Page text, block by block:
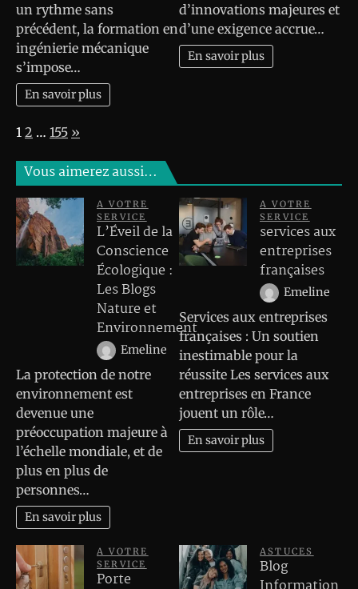
un rythme sans
précédent, la formation en
ingénierie mécanique
s’impose…
En savoir plus
d’innovations majeures et
d’une exigence accrue…
En savoir plus
Page:
1 2 … 155 Next
»
Vous aimerez aussi…
A VOTRE
SERVICE
L’Éveil de la
Conscience
Écologique :
Les Blogs
Nature et
Environnement
Emeline
La protection de notre
environnement est
devenue une
préoccupation majeure à
l’échelle mondiale, et de
plus en plus de
personnes…
En savoir plus
A VOTRE
SERVICE
services aux
entreprises
françaises
Emeline
Services aux entreprises
françaises : Un soutien
inestimable pour la
réussite Les services aux
entreprises en France
jouent un rôle…
En savoir plus
A VOTRE
SERVICE
Porte
ASTUCES
Blog